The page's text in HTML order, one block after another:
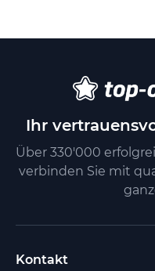
Ihr
Über 330'000
verbinden Sie mit
Kontakt